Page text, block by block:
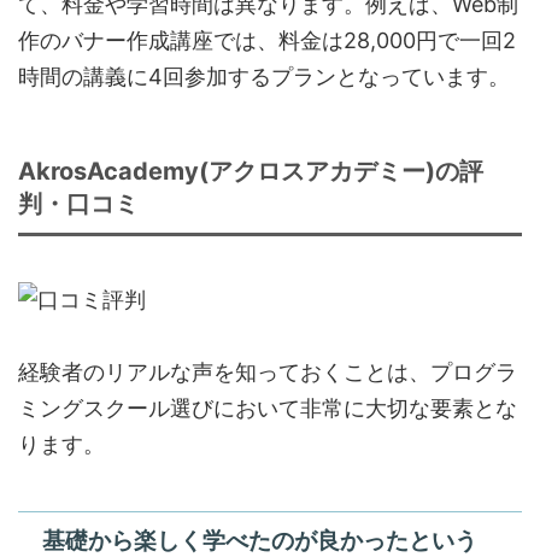
作のバナー作成講座では、料金は28,000円で一回2
時間の講義に4回参加するプランとなっています。
AkrosAcademy(アクロスアカデミー)の評
判・口コミ
経験者のリアルな声を知っておくことは、プログラ
ミングスクール選びにおいて非常に大切な要素とな
ります。
基礎から楽しく学べたのが良かったという